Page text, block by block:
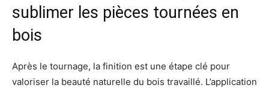
sublimer les pièces tournées en
bois
Après le tournage, la finition est une étape clé pour
valoriser la beauté naturelle du bois travaillé. L’application